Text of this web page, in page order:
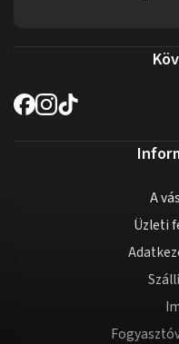
A
Üzleti